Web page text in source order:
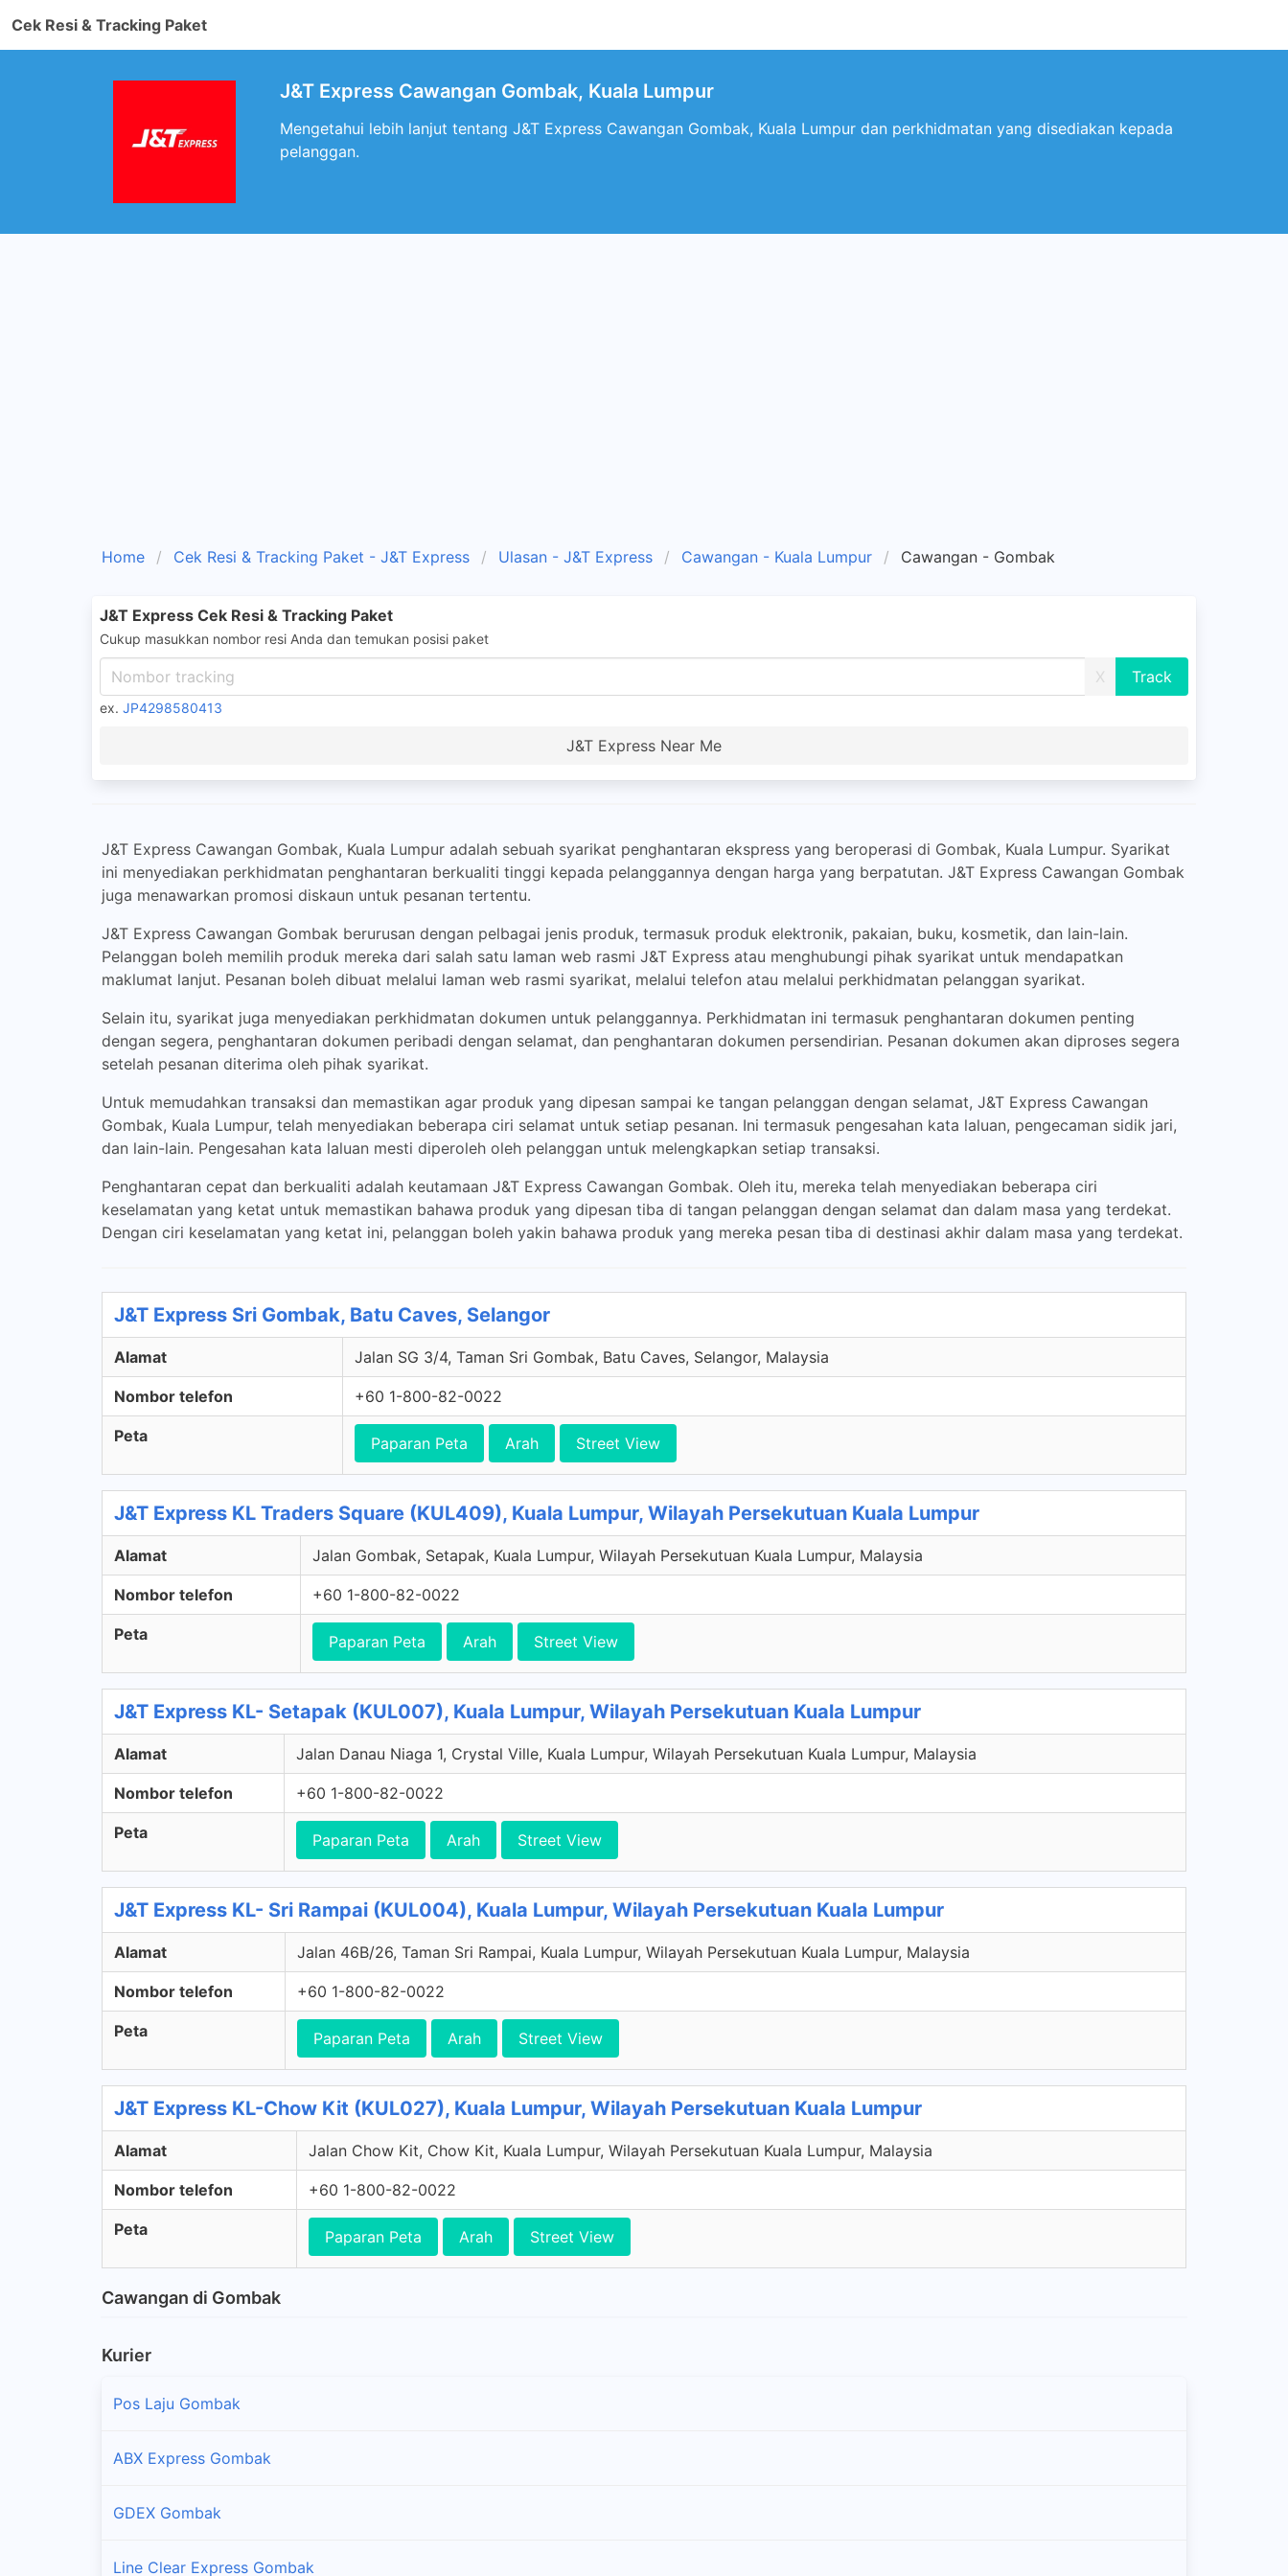
Cek Resi & Tracking Paket
J&T Express Cawangan Gombak, Kuala Lumpur
Mengetahui lebih lanjut tentang J&T Express Cawangan Gombak, Kuala Lumpur dan perkhidmatan yang disediakan kepada
pelanggan.
Home Cek Resi & Tracking Paket - J&T Express Ulasan - J&T Express Cawangan - Kuala Lumpur Cawangan - Gombak
J&T Express Cek Resi & Tracking Paket
Cukup masukkan nombor resi Anda dan temukan posisi paket
X
ex. JP4298580413
J&T Express Near Me
J&T Express Cawangan Gombak, Kuala Lumpur adalah sebuah syarikat penghantaran ekspress yang beroperasi di Gombak, Kuala Lumpur. Syarikat
ini menyediakan perkhidmatan penghantaran berkualiti tinggi kepada pelanggannya dengan harga yang berpatutan. J&T Express Cawangan Gombak
juga menawarkan promosi diskaun untuk pesanan tertentu.
J&T Express Cawangan Gombak berurusan dengan pelbagai jenis produk, termasuk produk elektronik, pakaian, buku, kosmetik, dan lain-lain.
Pelanggan boleh memilih produk mereka dari salah satu laman web rasmi J&T Express atau menghubungi pihak syarikat untuk mendapatkan
maklumat lanjut. Pesanan boleh dibuat melalui laman web rasmi syarikat, melalui telefon atau melalui perkhidmatan pelanggan syarikat.
Selain itu, syarikat juga menyediakan perkhidmatan dokumen untuk pelanggannya. Perkhidmatan ini termasuk penghantaran dokumen penting
dengan segera, penghantaran dokumen peribadi dengan selamat, dan penghantaran dokumen persendirian. Pesanan dokumen akan diproses segera
setelah pesanan diterima oleh pihak syarikat.
Untuk memudahkan transaksi dan memastikan agar produk yang dipesan sampai ke tangan pelanggan dengan selamat, J&T Express Cawangan
Gombak, Kuala Lumpur, telah menyediakan beberapa ciri selamat untuk setiap pesanan. Ini termasuk pengesahan kata laluan, pengecaman sidik jari,
dan lain-lain. Pengesahan kata laluan mesti diperoleh oleh pelanggan untuk melengkapkan setiap transaksi.
Penghantaran cepat dan berkualiti adalah keutamaan J&T Express Cawangan Gombak. Oleh itu, mereka telah menyediakan beberapa ciri
keselamatan yang ketat untuk memastikan bahawa produk yang dipesan tiba di tangan pelanggan dengan selamat dan dalam masa yang terdekat.
Dengan ciri keselamatan yang ketat ini, pelanggan boleh yakin bahawa produk yang mereka pesan tiba di destinasi akhir dalam masa yang terdekat.
J&T Express Sri Gombak, Batu Caves, Selangor
Alamat Jalan SG 3/4, Taman Sri Gombak, Batu Caves, Selangor, Malaysia
Nombor telefon +60 1-800-82-0022
Peta Paparan Peta Arah Street View
J&T Express KL Traders Square (KUL409), Kuala Lumpur, Wilayah Persekutuan Kuala Lumpur
Alamat Jalan Gombak, Setapak, Kuala Lumpur, Wilayah Persekutuan Kuala Lumpur, Malaysia
Nombor telefon +60 1-800-82-0022
Peta Paparan Peta Arah Street View
J&T Express KL- Setapak (KUL007), Kuala Lumpur, Wilayah Persekutuan Kuala Lumpur
Alamat Jalan Danau Niaga 1, Crystal Ville, Kuala Lumpur, Wilayah Persekutuan Kuala Lumpur, Malaysia
Nombor telefon +60 1-800-82-0022
Peta Paparan Peta Arah Street View
J&T Express KL- Sri Rampai (KUL004), Kuala Lumpur, Wilayah Persekutuan Kuala Lumpur
Alamat Jalan 46B/26, Taman Sri Rampai, Kuala Lumpur, Wilayah Persekutuan Kuala Lumpur, Malaysia
Nombor telefon +60 1-800-82-0022
Peta Paparan Peta Arah Street View
J&T Express KL-Chow Kit (KUL027), Kuala Lumpur, Wilayah Persekutuan Kuala Lumpur
Alamat Jalan Chow Kit, Chow Kit, Kuala Lumpur, Wilayah Persekutuan Kuala Lumpur, Malaysia
Nombor telefon +60 1-800-82-0022
Peta Paparan Peta Arah Street View
Cawangan di Gombak
Kurier
Pos Laju Gombak
ABX Express Gombak
GDEX Gombak
Line Clear Express Gombak